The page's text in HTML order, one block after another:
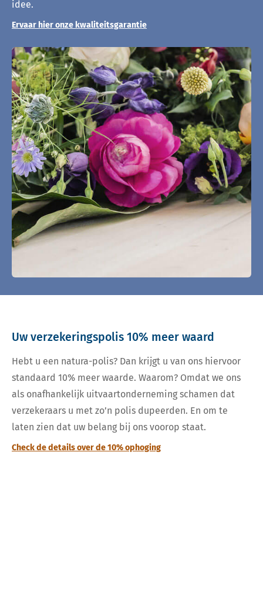
idee.
Ervaar hier onze kwaliteitsgarantie
Uw verzekeringspolis 10% meer waard
Hebt u een natura-polis? Dan krijgt u van ons hiervoor
standaard 10% meer waarde. Waarom? Omdat we ons
als onafhankelijk uitvaartonderneming schamen dat
verzekeraars u met zo’n polis dupeerden. En om te
laten zien dat uw belang bij ons voorop staat.
Check de details over de 10% ophoging